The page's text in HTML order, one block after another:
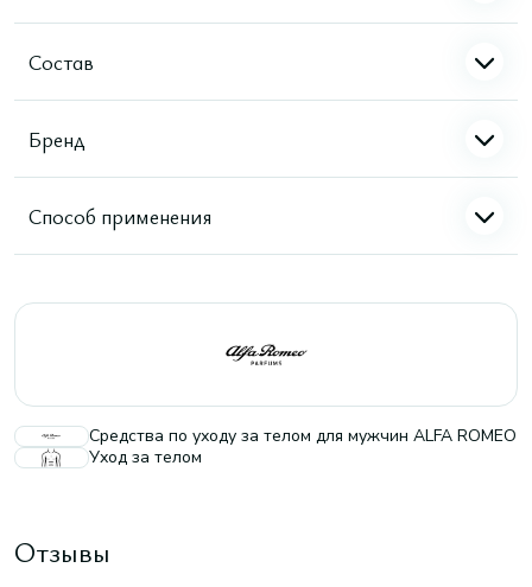
Состав
Бренд
Способ применения
Средства по уходу за телом для мужчин ALFA ROMEO
Уход за телом
Отзывы